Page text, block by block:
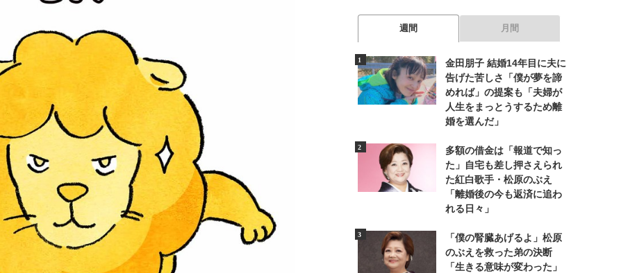
週間 月間
金田朋子 結婚14年目に夫に
告げた苦しさ「僕が夢を諦
めれば」の提案も「夫婦が
人生をまっとうするため離
婚を選んだ」
多額の借金は「報道で知っ
た」自宅も差し押さえられ
た紅白歌手・松原のぶえ
「離婚後の今も返済に追わ
れる日々」
「僕の腎臓あげるよ」松原
のぶえを救った弟の決断
「生きる意味が変わった」